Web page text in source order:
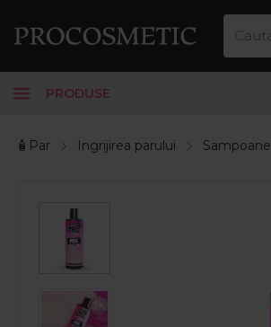
PRODUSE
🧴Par Ingrijirea parului Sampoane